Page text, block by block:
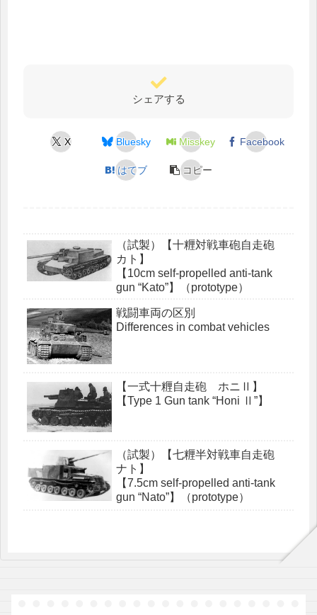
シェアする
X Bluesky Misskey Facebook
はてブ コピー
（試製）【十糎対戦車砲自走砲
カト】
【10cm self-propelled anti-tank
gun “Kato”】（prototype）
戦闘車両の区別
Differences in combat vehicles
【一式十糎自走砲 ホニⅡ】
【Type 1 Gun tank “Honi Ⅱ”】
（試製）【七糎半対戦車自走砲
ナト】
【7.5cm self-propelled anti-tank
gun “Nato”】（prototype）